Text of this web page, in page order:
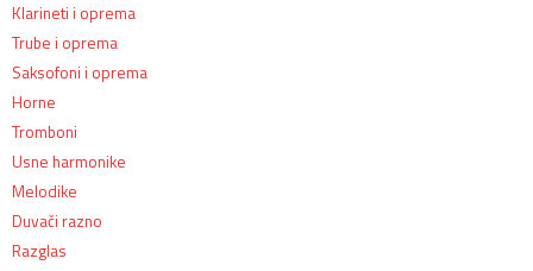
Klarineti i oprema
Trube i oprema
Saksofoni i oprema
Horne
Tromboni
Usne harmonike
Melodike
Duvači razno
Razglas